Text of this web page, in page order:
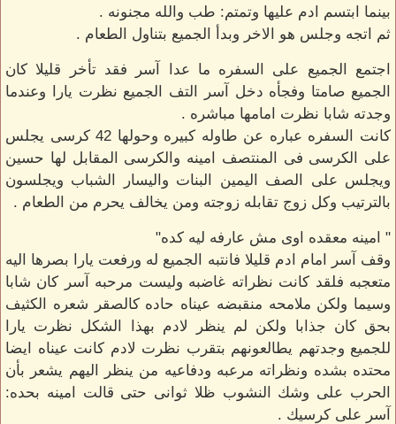
بينما ابتسم ادم عليها وتمتم: طب والله مجنونه .
ثم اتجه وجلس هو الاخر وبدأ الجميع بتناول الطعام .
اجتمع الجميع على السفره ما عدا آسر فقد تأخر قليلا كان
الجميع صامتا وفجأه دخل آسر التف الجميع نظرت يارا وعندما
وجدته شابا نظرت امامها مباشره .
كانت السفره عباره عن طاوله كبيره وحولها 42 كرسى يجلس
على الكرسى فى المنتصف امينه والكرسى المقابل لها حسين
ويجلس على الصف اليمين البنات واليسار الشباب ويجلسون
بالترتيب وكل زوج تقابله زوجته ومن يخالف يحرم من الطعام .
" امينه معقده اوى مش عارفه ليه كده"
وقف آسر امام ادم قليلا فانتبه الجميع له ورفعت يارا بصرها اليه
متعجبه فلقد كانت نظراته غاضبه وليست مرحبه آسر كان شابا
وسيما ولكن ملامحه منقبضه عيناه حاده كالصقر شعره الكثيف
بحق كان جذابا ولكن لم ينظر لادم بهذا الشكل نظرت يارا
للجميع وجدتهم يطالعونهم بتقرب نظرت لادم كانت عيناه ايضا
محتده بشده ونظراته مرعبه ودفاعيه من ينظر اليهم يشعر بأن
الحرب على وشك النشوب ظلا ثوانى حتى قالت امينه بحده:
آسر على كرسيك .